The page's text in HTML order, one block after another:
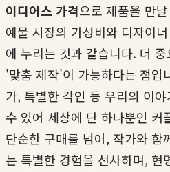
이디어스 가격으로 제품을 만
예물 시장의 가성비와 디자이
에 누리는 것과 같습니다. 더
'맞춤 제작'이 가능하다는 점입
가, 특별한 각인 등 우리의 이
수 있어 세상에 단 하나뿐인 커
단순한 구매를 넘어, 작가와 함
는 특별한 경험을 선사하며, 현